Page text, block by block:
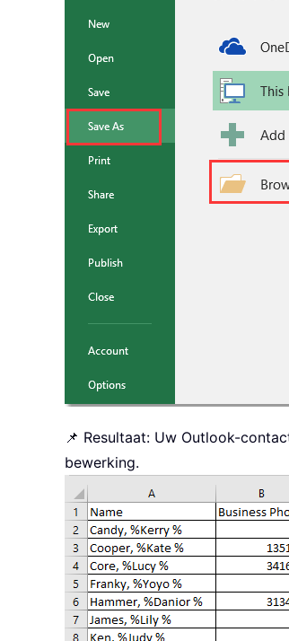
📌 Resultaat: Uw Outlook-
bewerking.